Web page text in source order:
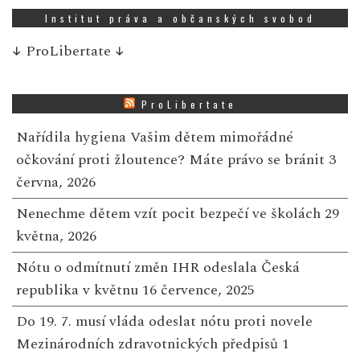
Institut práva a občanských svobod
↓ ProLibertate ↓
ProLibertate
Nařídila hygiena Vašim dětem mimořádné
očkování proti žloutence? Máte právo se bránit 3
června, 2026
Nenechme dětem vzít pocit bezpečí ve školách 29
května, 2026
Nótu o odmítnutí změn IHR odeslala Česká
republika v květnu 16 července, 2025
Do 19. 7. musí vláda odeslat nótu proti novele
Mezinárodních zdravotnických předpisů 1